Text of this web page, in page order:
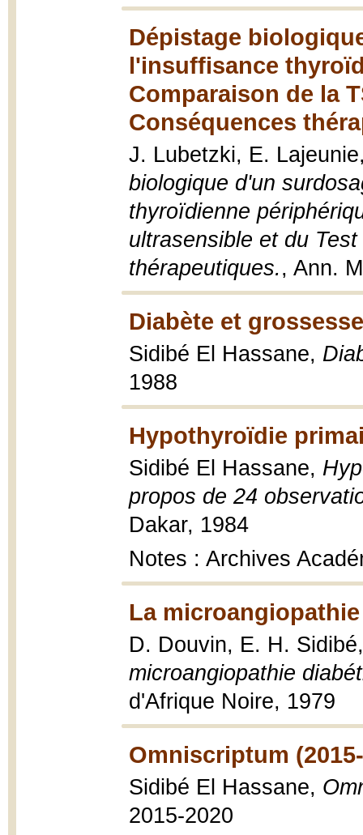
Dépistage
l'insuffisance
Comparaison de la
Conséquences
J. Lubetzki, E.
biologique d'un
thyroïdienne
ultrasensible et du
thérapeutiques. , Ann.
Diabète et
Sidibé El Hassane,
1988
Hypothyroïdie
Sidibé El Hassane,
propos de 24
Dakar, 1984
Notes : Archives
La
D. Douvin, E. H.
microangiopathie
d'Afrique Noire, 1979
Omniscriptum
Sidibé El Hassane,
2015-2020